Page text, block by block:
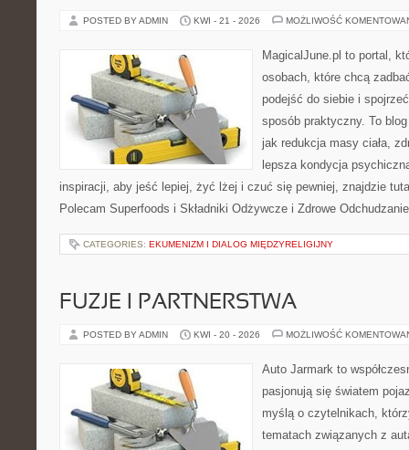
POSTED BY ADMIN KWI - 21 - 2026 MOŻLIWOŚĆ
MagicalJune.pl to portal,
osobach, które chcą
podejść do siebie i
sposób praktyczny. To
jak redukcja masy ciała,
lepsza kondycja
inspiracji, aby jeść lepiej, żyć lżej i czuć się pewniej, znajdzie
Polecam Superfoods i Składniki Odżywcze i Zdrowe
CATEGORIES: EKUMENIZM I DIALOG MIĘDZYRELIGIJNY
FUZJE I PARTNERSTWA
POSTED BY ADMIN KWI - 20 - 2026 MOŻLIWOŚĆ
Auto Jarmark to
pasjonują się światem
myślą o czytelnikach,
tematach związanych z